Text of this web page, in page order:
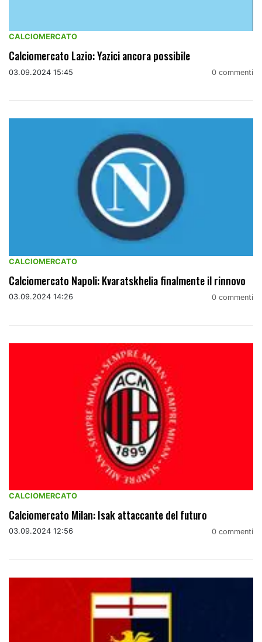
CALCIOMERCATO
Calciomercato Lazio: Yazici ancora possibile
03.09.2024 15:45 0 commenti
CALCIOMERCATO
Calciomercato Napoli: Kvaratskhelia finalmente il rinnovo
03.09.2024 14:26 0 commenti
CALCIOMERCATO
Calciomercato Milan: Isak attaccante del futuro
03.09.2024 12:56 0 commenti